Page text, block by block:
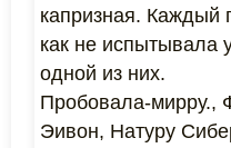
капризная. Каждый
как не испытывала
одной из них.
Пробовала-мирру.,
Эивон, Натуру